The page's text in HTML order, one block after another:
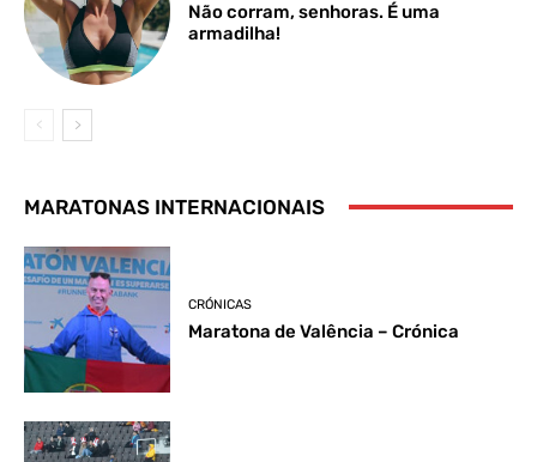
Não corram, senhoras. É uma
armadilha!
MARATONAS INTERNACIONAIS
CRÓNICAS
Maratona de Valência – Crónica